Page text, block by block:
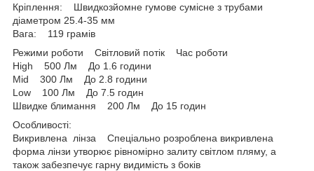
Кріплення: Швидкозйомне гумове сумісне з трубами
діаметром 25.4-35 мм
Вага: 119 грамів
Режими роботи Світловий потік Час роботи
High 500 Лм До 1.6 години
Mid 300 Лм До 2.8 години
Low 100 Лм До 7.5 годин
Швидке блимання 200 Лм До 15 годин
Особливості:
Викривлена лінза Спеціально розроблена викривлена
форма лінзи утворює рівномірно залиту світлом пляму, а
також забезпечує гарну видимість з боків